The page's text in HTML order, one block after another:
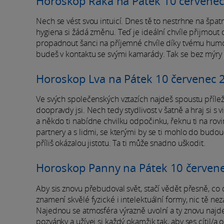
Nech se vést svou intuicí. Dnes tě to nestrhne na
hygiena si žádá změnu. Teď je ideální chvíle
propadnout šanci na příjemné chvíle díky tvému
budeš v kontaktu se svými kamarády. Tak se bez
Horoskop Lva na Pátek 10 červenec
Ve svých společenských vztazích najdeš spoustu
doopravdy jsi. Nech tedy stydlivost v šatně a hraj si s
a někdo ti nabídne chvilku odpočinku, řeknu ti na
partnery a s lidmi, se kterými by se ti mohlo do
příliš okázalou jistotu. Ta ti může snadno uškodit.
Horoskop Panny na Pátek 10
Aby sis znovu přebudoval svět, stačí vědět přesně, co
znamení skvělé fyzické i intelektuální formy, nic tě
Najednou se atmosféra výrazně uvolní a ty znovu
pozvánky a užívej si každý okamžik tak, aby ses cítil/a